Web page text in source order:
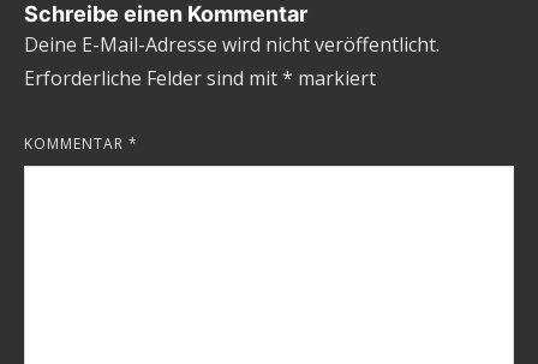
Schreibe einen Kommentar
Deine E-Mail-Adresse wird nicht veröffentlicht.
Erforderliche Felder sind mit* markiert
KOMMENTAR *